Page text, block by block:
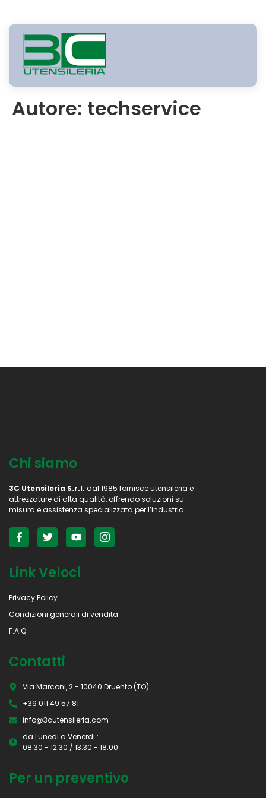
Autore: techservice
Chi siamo
3C Utensileria S.r.l. dal 1985 fornisce utensileria e
attrezzature di alta qualità, offrendo soluzioni su
misura e assistenza specializzata per l’industria.
Link Veloci
Privacy Policy
Condizioni generali di vendita
F.A.Q.
Contatti
Via Marconi, 2 - 10040 Druento (TO)
+39 011 49 57 81
info@3cutensileria.com
da Lunedi a Venerdi :
08:30 - 12:30 / 13:30 - 18:00
Per un preventivo